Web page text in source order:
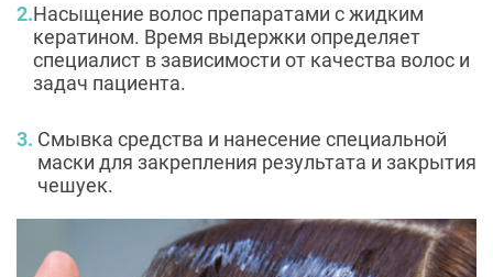
Насыщение волос препаратами с жидким
кератином. Время выдержки определяет
специалист в зависимости от качества волос и
задач пациента.
Смывка средства и нанесение специальной
маски для закрепления результата и закрытия
чешуек.